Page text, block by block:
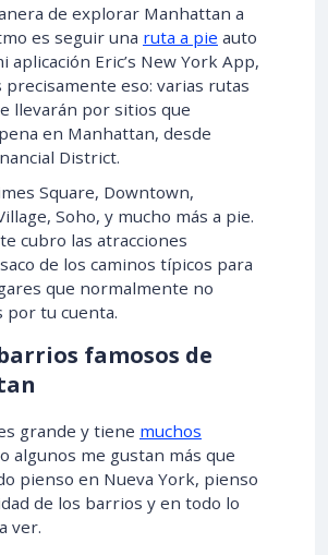
de explorar Manhattan a
es seguir una ruta a pie auto
aplicación Eric’s New York App,
eso: varias rutas
llevarán por sitios que
en Manhattan, desde
District.
Square, Downtown,
Soho, y mucho más a pie.
cubro las atracciones
de los caminos típicos para
que normalmente no
por tu cuenta.
famosos de
grande y tiene muchos
algunos me gustan más que
pienso en Nueva York, pienso
de los barrios y en todo lo
ver.